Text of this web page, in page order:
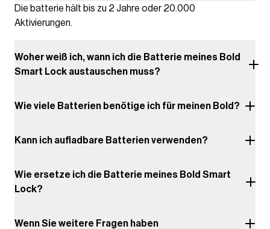
Die batterie hält bis zu 2 Jahre oder 20.000
Aktivierungen.
Woher weiß ich, wann ich die Batterie meines Bold
Smart Lock austauschen muss?
Wie viele Batterien benötige ich für meinen Bold?
Kann ich aufladbare Batterien verwenden?
Wie ersetze ich die Batterie meines Bold Smart
Lock?
Wenn Sie weitere Fragen haben